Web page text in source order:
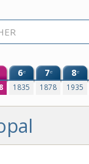
6e
1835
7e
1878
8e
1935